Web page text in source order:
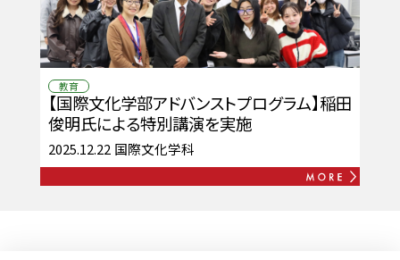
教育
【国際文化学部アドバンストプログラム】稲田
俊明氏による特別講演を実施
2025.12.22 国際文化学科